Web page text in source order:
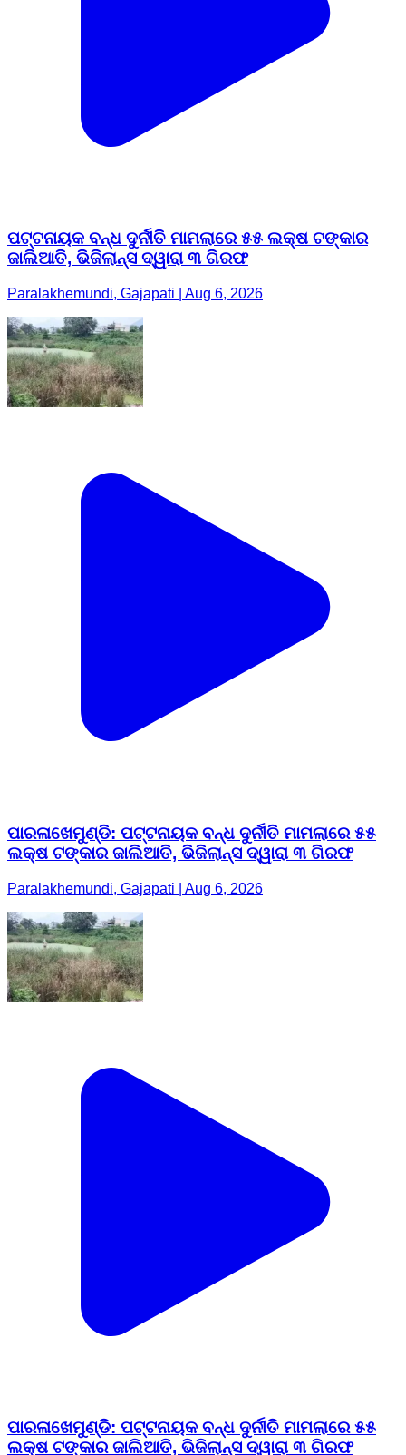
ପଟ୍ଟନାୟକ ବନ୍ଧ ଦୁର୍ନୀତି ମାମଲାରେ ୫୫ ଲକ୍ଷ ଟଙ୍କାର
ଜାଲିଆତି, ଭିଜିଲାନ୍ସ ଦ୍ୱାରା ୩ ଗିରଫ
Paralakhemundi, Gajapati | Aug 6, 2026
ପାରଳାଖେମୁଣ୍ଡି: ପଟ୍ଟନାୟକ ବନ୍ଧ ଦୁର୍ନୀତି ମାମଲାରେ ୫୫
ଲକ୍ଷ ଟଙ୍କାର ଜାଲିଆତି, ଭିଜିଲାନ୍ସ ଦ୍ୱାରା ୩ ଗିରଫ
Paralakhemundi, Gajapati | Aug 6, 2026
ପାରଳାଖେମୁଣ୍ଡି: ପଟ୍ଟନାୟକ ବନ୍ଧ ଦୁର୍ନୀତି ମାମଲାରେ ୫୫
ଲକ୍ଷ ଟଙ୍କାର ଜାଲିଆତି, ଭିଜିଲାନ୍ସ ଦ୍ୱାରା ୩ ଗିରଫ